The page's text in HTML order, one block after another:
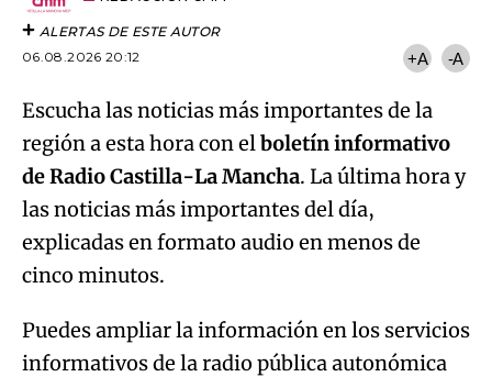
ALERTAS DE ESTE AUTOR
06.08.2026 20:12
+A -A
Escucha las noticias más importantes de la
región a esta hora con elboletín informativo
de Radio Castilla-La Mancha. La última hora y
las noticias más importantes del día,
explicadas en formato audio en menos de
cinco minutos.
Puedes ampliar la información en los servicios
informativos de la radio pública autonómica